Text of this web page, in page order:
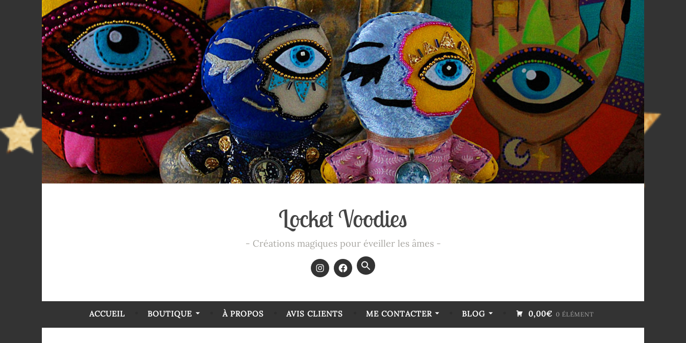
Locket Voodies
Créations magiques pour éveiller les âmes
Search
ACCUEIL BOUTIQUE À PROPOS AVIS CLIENTS ME CONTACTER BLOG 0,00€ 0 ÉLÉMENT